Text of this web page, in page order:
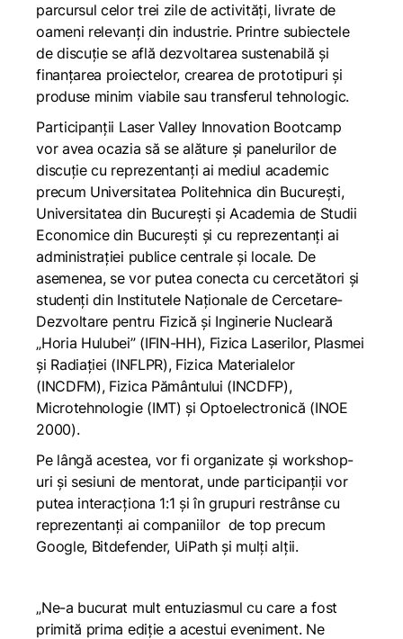
parcursul celor trei zile de activități, livrate de
oameni relevanți din industrie. Printre subiectele
de discuție se află dezvoltarea sustenabilă și
finanțarea proiectelor, crearea de prototipuri și
produse minim viabile sau transferul tehnologic.
Participanții Laser Valley Innovation Bootcamp
vor avea ocazia să se alăture și panelurilor de
discuție cu reprezentanți ai mediul academic
precum Universitatea Politehnica din București,
Universitatea din București și Academia de Studii
Economice din București și cu reprezentanți ai
administrației publice centrale și locale. De
asemenea, se vor putea conecta cu cercetători și
studenți din Institutele Naționale de Cercetare-
Dezvoltare pentru Fizică și Inginerie Nucleară
„Horia Hulubei” (IFIN-HH), Fizica Laserilor, Plasmei
și Radiației (INFLPR), Fizica Materialelor
(INCDFM), Fizica Pământului (INCDFP),
Microtehnologie (IMT) și Optoelectronică (INOE
2000).
Pe lângă acestea, vor fi organizate și workshop-
uri și sesiuni de mentorat, unde participanții vor
putea interacționa 1:1 și în grupuri restrânse cu
reprezentanți ai companiilor de top precum
Google, Bitdefender, UiPath și mulți alții.
„Ne-a bucurat mult entuziasmul cu care a fost
primită prima ediție a acestui eveniment. Ne